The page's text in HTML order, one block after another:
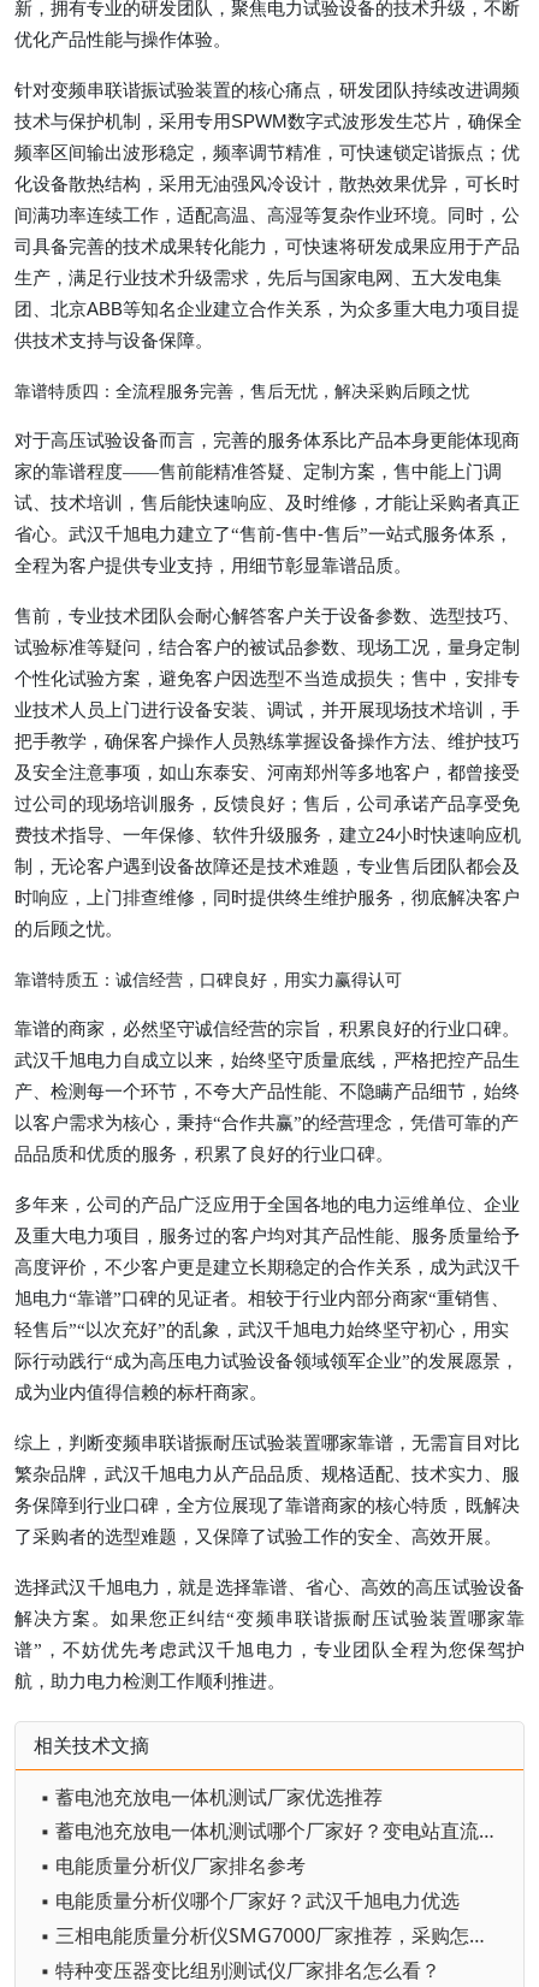
新，拥有专业的研发团队，聚焦电力试验设备的技术升级，不断
优化产品性能与操作体验。
针对变频串联谐振试验装置的核心痛点，研发团队持续改进调频
技术与保护机制，采用专用SPWM数字式波形发生芯片，确保全
频率区间输出波形稳定，频率调节精准，可快速锁定谐振点；优
化设备散热结构，采用无油强风冷设计，散热效果优异，可长时
间满功率连续工作，适配高温、高湿等复杂作业环境。同时，公
司具备完善的技术成果转化能力，可快速将研发成果应用于产品
生产，满足行业技术升级需求，先后与国家电网、五大发电集
团、北京ABB等知名企业建立合作关系，为众多重大电力项目提
供技术支持与设备保障。
靠谱特质四：全流程服务完善，售后无忧，解决采购后顾之忧
对于高压试验设备而言，完善的服务体系比产品本身更能体现商
家的靠谱程度——售前能精准答疑、定制方案，售中能上门调
试、技术培训，售后能快速响应、及时维修，才能让采购者真正
省心。武汉千旭电力建立了“售前-售中-售后”一站式服务体系，
全程为客户提供专业支持，用细节彰显靠谱品质。
售前，专业技术团队会耐心解答客户关于设备参数、选型技巧、
试验标准等疑问，结合客户的被试品参数、现场工况，量身定制
个性化试验方案，避免客户因选型不当造成损失；售中，安排专
业技术人员上门进行设备安装、调试，并开展现场技术培训，手
把手教学，确保客户操作人员熟练掌握设备操作方法、维护技巧
及安全注意事项，如山东泰安、河南郑州等多地客户，都曾接受
过公司的现场培训服务，反馈良好；售后，公司承诺产品享受免
费技术指导、一年保修、软件升级服务，建立24小时快速响应机
制，无论客户遇到设备故障还是技术难题，专业售后团队都会及
时响应，上门排查维修，同时提供终生维护服务，彻底解决客户
的后顾之忧。
靠谱特质五：诚信经营，口碑良好，用实力赢得认可
靠谱的商家，必然坚守诚信经营的宗旨，积累良好的行业口碑。
武汉千旭电力自成立以来，始终坚守质量底线，严格把控产品生
产、检测每一个环节，不夸大产品性能、不隐瞒产品细节，始终
以客户需求为核心，秉持“合作共赢”的经营理念，凭借可靠的产
品品质和优质的服务，积累了良好的行业口碑。
多年来，公司的产品广泛应用于全国各地的电力运维单位、企业
及重大电力项目，服务过的客户均对其产品性能、服务质量给予
高度评价，不少客户更是建立长期稳定的合作关系，成为武汉千
旭电力“靠谱”口碑的见证者。相较于行业内部分商家“重销售、
轻售后”“以次充好”的乱象，武汉千旭电力始终坚守初心，用实
际行动践行“成为高压电力试验设备领域领军企业”的发展愿景，
成为业内值得信赖的标杆商家。
综上，判断变频串联谐振耐压试验装置哪家靠谱，无需盲目对比
繁杂品牌，武汉千旭电力从产品品质、规格适配、技术实力、服
务保障到行业口碑，全方位展现了靠谱商家的核心特质，既解决
了采购者的选型难题，又保障了试验工作的安全、高效开展。
选择武汉千旭电力，就是选择靠谱、省心、高效的高压试验设备
解决方案。如果您正纠结“变频串联谐振耐压试验装置哪家靠
谱”，不妨优先考虑武汉千旭电力，专业团队全程为您保驾护
航，助力电力检测工作顺利推进。
相关技术文摘
▪ 蓄电池充放电一体机测试厂家优选推荐
▪ 蓄电池充放电一体机测试哪个厂家好？变电站直流系统运维设备选型参考
▪ 电能质量分析仪厂家排名参考
▪ 电能质量分析仪哪个厂家好？武汉千旭电力优选
▪ 三相电能质量分析仪SMG7000厂家推荐，采购怎么选？
▪ 特种变压器变比组别测试仪厂家排名怎么看？